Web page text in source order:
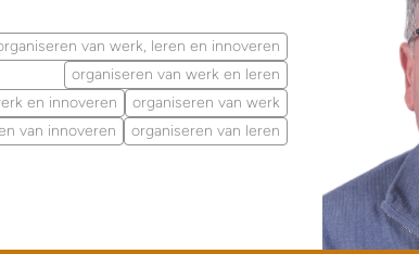
van werk, leren en innoveren
organiseren van werk en leren
en innoveren
organiseren van werk
van innoveren
organiseren van leren